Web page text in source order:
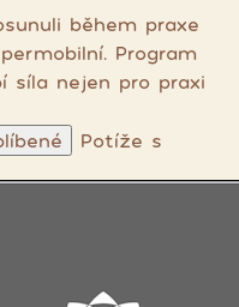
během praxe
Program
síla nejen pro praxi
Potíže s